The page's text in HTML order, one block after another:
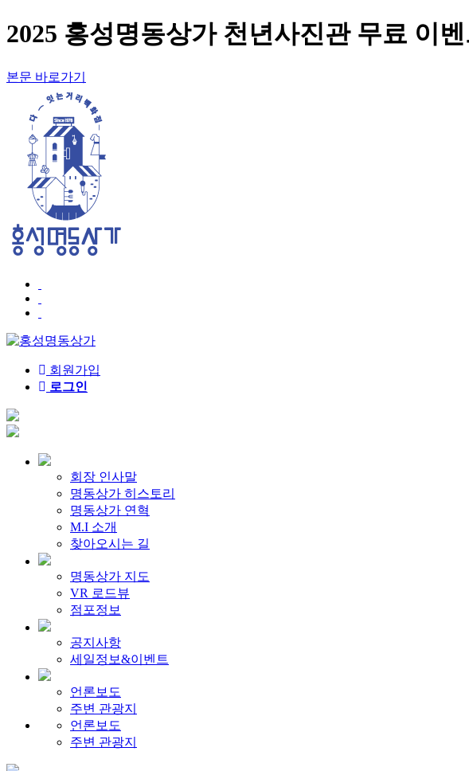
2025 홍성명동상가 천년사진관 무료 이
본문 바로가기
회원가입
로그인
회장 인사말
명동상가 히스토리
명동상가 연혁
M.I 소개
찾아오시는 길
명동상가 지도
VR 로드뷰
점포정보
공지사항
세일정보&이벤트
언론보도
주변 관광지
언론보도
주변 관광지